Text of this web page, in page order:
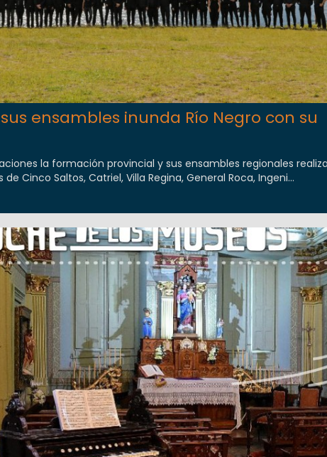
ensambles inunda Río Negro con su
la formación provincial y sus ensambles regionales
Cinco Saltos, Catriel, Villa Regina, General Roca, Ingeni...